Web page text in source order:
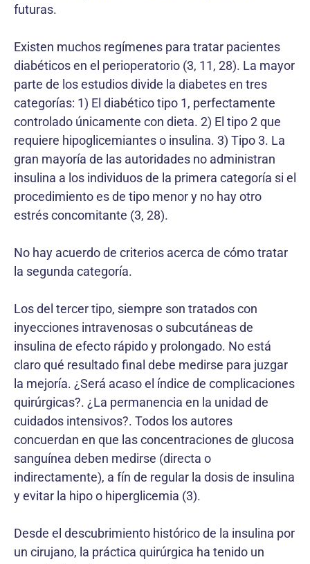
futuras.
Existen muchos regímenes para tratar pacientes
diabéticos en el perioperatorio (3, 11, 28). La mayor
parte de los estudios divide la diabetes en tres
categorías: 1) El diabético tipo 1, perfectamente
controlado únicamente con dieta. 2) El tipo 2 que
requiere hipoglicemiantes o insulina. 3) Tipo 3. La
gran mayoría de las autoridades no administran
insulina a los individuos de la primera categoría si el
procedimiento es de tipo menor y no hay otro
estrés concomitante (3, 28).
No hay acuerdo de criterios acerca de cómo tratar
la segunda categoría.
Los del tercer tipo, siempre son tratados con
inyecciones intravenosas o subcutáneas de
insulina de efecto rápido y prolongado. No está
claro qué resultado final debe medirse para juzgar
la mejoría. ¿Será acaso el índice de complicaciones
quirúrgicas?. ¿La permanencia en la unidad de
cuidados intensivos?. Todos los autores
concuerdan en que las concentraciones de glucosa
sanguínea deben medirse (directa o
indirectamente), a fín de regular la dosis de insulina
y evitar la hipo o hiperglicemia (3).
Desde el descubrimiento histórico de la insulina por
un cirujano, la práctica quirúrgica ha tenido un